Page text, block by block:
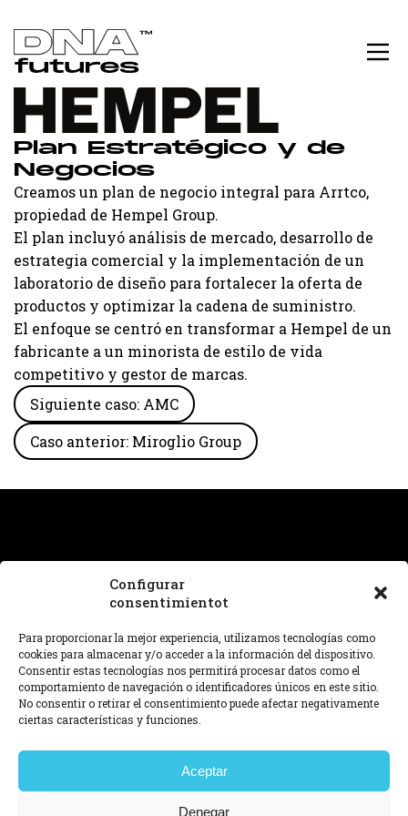
Configurar
consentimientot
Para proporcionar la mejor experiencia, utilizamos tecnologías como
cookies para almacenar y/o acceder a la información del dispositivo.
Consentir estas tecnologías nos permitirá procesar datos como el
comportamiento de navegación o identificadores únicos en este sitio.
No consentir o retirar el consentimiento puede afectar negativamente
ciertas características y funciones.
Aceptar
Denegar
Creamos un plan de negocio integral para Arrtco,
propiedad de Hempel Group.
El plan incluyó análisis de mercado, desarrollo de
estrategia comercial y la implementación de un
laboratorio de diseño para fortalecer la oferta de
productos y optimizar la cadena de suministro.
El enfoque se centró en transformar a Hempel de un
fabricante a un minorista de estilo de vida
competitivo y gestor de marcas.
Plan Estratégico y de
Negocios
Siguiente caso: AMC
Caso anterior: Miroglio Group
© 2026 DNA™ futures
Aviso legal, Política de privacidad,Política de cookies,
Configurar consentimiento.
Ver em português
pregunta sobre nuestro trabajo? Estamos en
hello@dnafutures.com.